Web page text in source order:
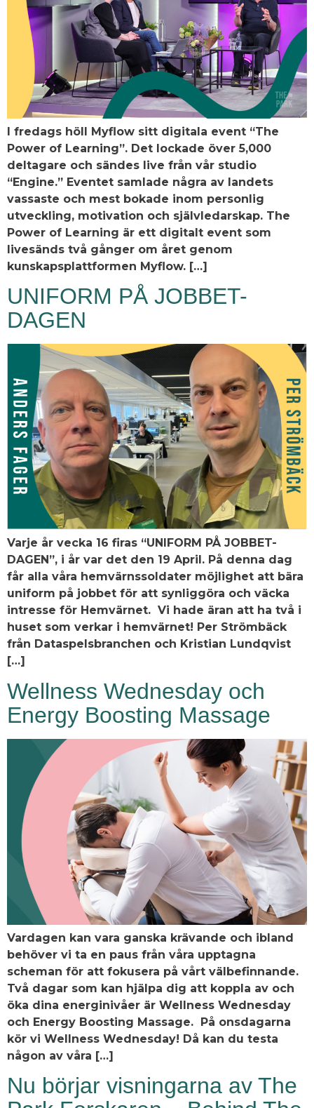
I fredags höll Myflow sitt digitala event “The
Power of Learning”. Det lockade över 5,000
deltagare och sändes live från vår studio
“Engine.” Eventet samlade några av landets
vassaste och mest bokade inom personlig
utveckling, motivation och självledarskap. The
Power of Learning är ett digitalt event som
livesänds två gånger om året genom
kunskapsplattformen Myflow. […]
UNIFORM PÅ JOBBET-
DAGEN
Varje år vecka 16 firas “UNIFORM PÅ JOBBET-
DAGEN”, i år var det den 19 April. På denna dag
får alla våra hemvärnssoldater möjlighet att bära
uniform på jobbet för att synliggöra och väcka
intresse för Hemvärnet. Vi hade äran att ha två i
huset som verkar i hemvärnet! Per Strömbäck
från Dataspelsbranchen och Kristian Lundqvist
[…]
Wellness Wednesday och
Energy Boosting Massage
Vardagen kan vara ganska krävande och ibland
behöver vi ta en paus från våra upptagna
scheman för att fokusera på vårt välbefinnande.
Två dagar som kan hjälpa dig att koppla av och
öka dina energinivåer är Wellness Wednesday
och Energy Boosting Massage. På onsdagarna
kör vi Wellness Wednesday! Då kan du testa
någon av våra […]
Nu börjar visningarna av The